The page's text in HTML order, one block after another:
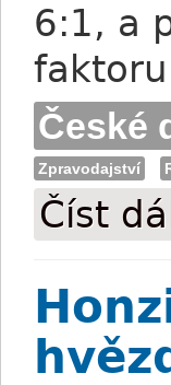
6:1, a
České
Zpravodajství
Číst dál